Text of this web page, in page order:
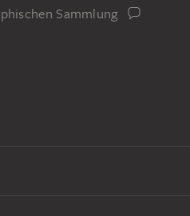
Sammlung